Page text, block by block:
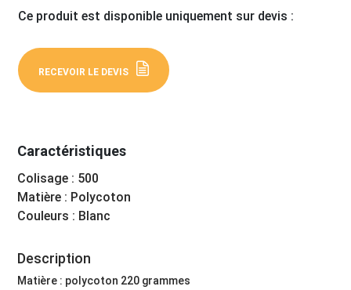
Ce produit est disponible uniquement sur devis :
RECEVOIR LE DEVIS
Caractéristiques
Colisage : 500
Matière : Polycoton
Couleurs : Blanc
Description
Matière : polycoton 220 grammes